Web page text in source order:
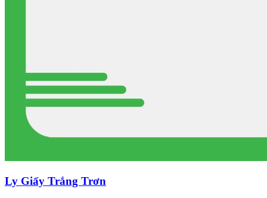
Ly Giấy Trắng Trơn